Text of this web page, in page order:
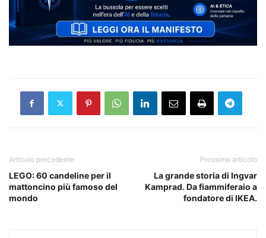
Articolo precedente
LEGO: 60 candeline per il
mattoncino più famoso del
mondo
Prossimo articolo
La grande storia di Ingvar
Kamprad. Da fiammiferaio a
fondatore di IKEA.